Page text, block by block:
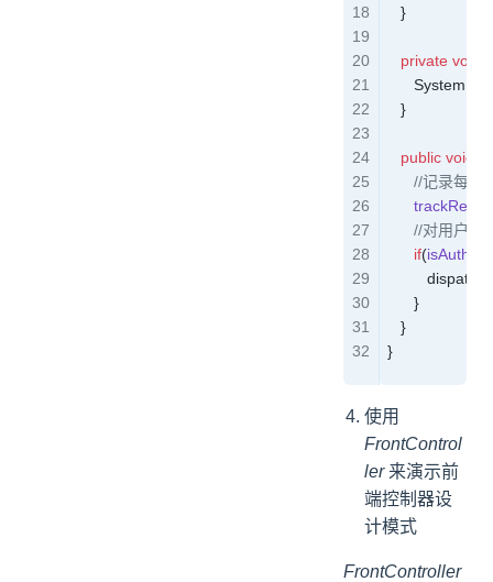
   }
   private
void
      System
   }
   public
void
//记录每
//对用户
      if
(
      }
   }
}
使用
FrontControl
ler来演示前
端控制器设
计模式
FrontController